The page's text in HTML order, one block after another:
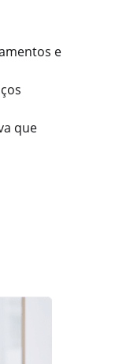
e
que